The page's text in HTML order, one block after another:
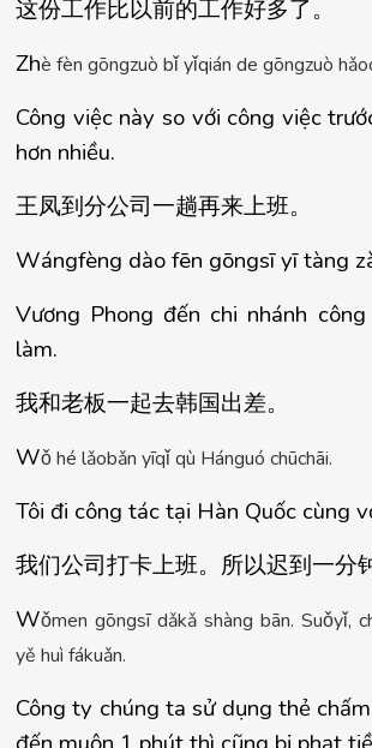
这份工作比以前的工作好多了。
Zhè fèn gōngzuò bǐ yǐqián de gōngzuò hǎ
Công việc này so với công việc
hơn nhiều.
王凤到分公司一趟再来上班。
Wángfèng dào fēn gōngsī yī tàng
Vương Phong đến chi nhánh
làm.
我和老板一起去韩国出差。
Wǒ hé lǎobǎn yīqǐ qù Hánguó chūchāi.
Tôi đi công tác tại Hàn Quốc cùng
我们公司打卡上班。所以迟到一分
Wǒmen gōngsī dǎkǎ shàng bān. Suǒyǐ,
yě huì fákuǎn.
Công ty chúng ta sử dụng thẻ